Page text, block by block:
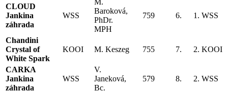
CLOUD
Jankina
záhrada
WSS
M.
Baroková,
PhDr.
MPH
759 6. 1. WSS
Chandini
Crystal of
White Spark
KOOI M. Keszeg 755 7. 2. KOOI
CARKA
Jankina
záhrada
WSS
V.
Janeková,
Bc.
579 8. 2. WSS